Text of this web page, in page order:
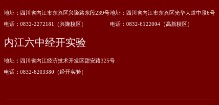
地址：四川省内江市东兴区兴隆路东段239号
电话：0832-2272181（兴隆校区）
地址：四川省内江市东兴区光华大道中段6号
电话：0832-6122004（高新校区）
内江六中经开实验
地址：四川省内江经济技术开发区甜安路325号
电话：0832-6203380（经开实验）